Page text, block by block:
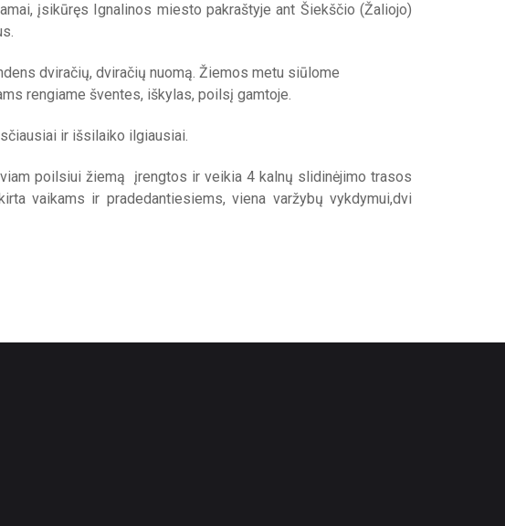
įsikūręs Ignalinos miesto pakraštyje ant Šiekščio (Žaliojo)
dviračių, dviračių nuomą. Žiemos metu siūlome
rengiame šventes, iškylas, poilsį gamtoje.
ir išsilaiko ilgiausiai.
poilsiui žiemą įrengtos ir veikia 4 kalnų slidinėjimo trasos
vaikams ir pradedantiesiems, viena varžybų vykdymui,dvi